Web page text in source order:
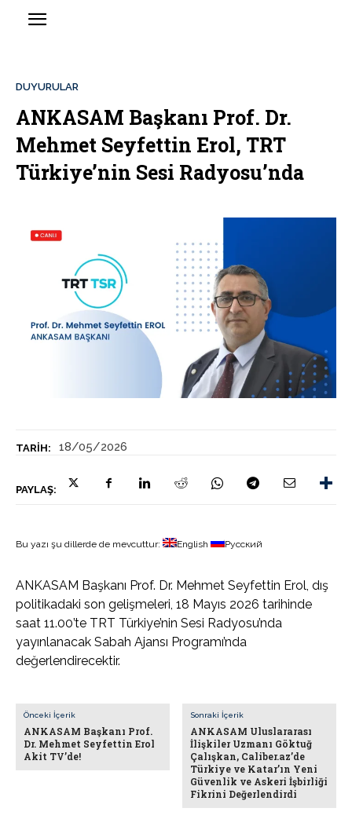
TARIH: 18/05/2026
PAYLAŞ:
DUYURULAR
ANKASAM Başkanı Prof. Dr.
Mehmet Seyfettin Erol, TRT
Türkiye’nin Sesi Radyosu’nda
Bu yazı şu dillerde de mevcuttur: English Русский
ANKASAM Başkanı Prof. Dr. Mehmet Seyfettin Erol, dış
politikadaki son gelişmeleri, 18 Mayıs 2026 tarihinde
saat 11.00’te TRT Türkiye’nin Sesi Radyosu’nda
yayınlanacak Sabah Ajansı Programı’nda
değerlendirecektir.
Önceki İçerik
ANKASAM Başkanı Prof.
Dr. Mehmet Seyfettin Erol
Akit TV’de!
Sonraki İçerik
ANKASAM Uluslararası
İlişkiler Uzmanı Göktuğ
Çalışkan, Caliber.az’de
Türkiye ve Katar’ın Yeni
Güvenlik ve Askeri İşbirliği
Fikrini Değerlendirdi